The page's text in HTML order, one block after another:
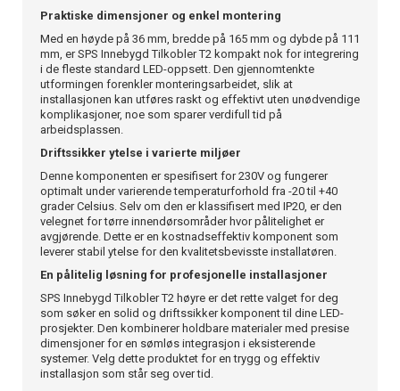
Praktiske dimensjoner og enkel montering
Med en høyde på 36 mm, bredde på 165 mm og dybde på 111
mm, er SPS Innebygd Tilkobler T2 kompakt nok for integrering
i de fleste standard LED-oppsett. Den gjennomtenkte
utformingen forenkler monteringsarbeidet, slik at
installasjonen kan utføres raskt og effektivt uten unødvendige
komplikasjoner, noe som sparer verdifull tid på
arbeidsplassen.
Driftssikker ytelse i varierte miljøer
Denne komponenten er spesifisert for 230V og fungerer
optimalt under varierende temperaturforhold fra -20 til +40
grader Celsius. Selv om den er klassifisert med IP20, er den
velegnet for tørre innendørsområder hvor pålitelighet er
avgjørende. Dette er en kostnadseffektiv komponent som
leverer stabil ytelse for den kvalitetsbevisste installatøren.
En pålitelig løsning for profesjonelle installasjoner
SPS Innebygd Tilkobler T2 høyre er det rette valget for deg
som søker en solid og driftssikker komponent til dine LED-
prosjekter. Den kombinerer holdbare materialer med presise
dimensjoner for en sømløs integrasjon i eksisterende
systemer. Velg dette produktet for en trygg og effektiv
installasjon som står seg over tid.